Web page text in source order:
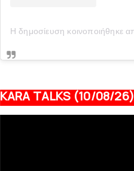
KARA TALKS (10/08/26)